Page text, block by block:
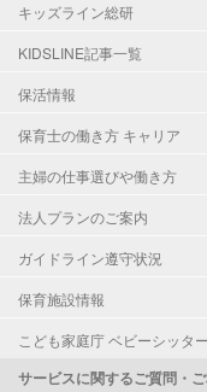
キッズライン総研
KIDSLINE記事一覧
保活情報
保育士の働き方 キャリア
主婦の仕事選びや働き方
法人プランのご案内
ガイドライン遵守状況
保育施設情報
こども家庭庁 ベビーシッタ
サービスに関するご質問・